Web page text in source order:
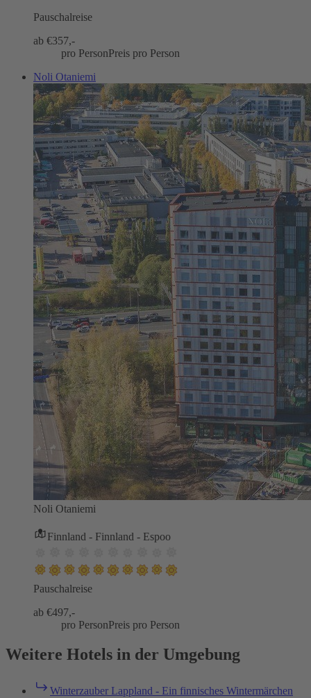
Pauschalreise
ab €357,-
pro PersonPreis pro Person
Noli Otaniemi
Noli Otaniemi
Finnland - Finnland - Espoo
Pauschalreise
ab €497,-
pro PersonPreis pro Person
Weitere Hotels in der Umgebung
Winterzauber Lappland - Ein finnisches Wintermärchen